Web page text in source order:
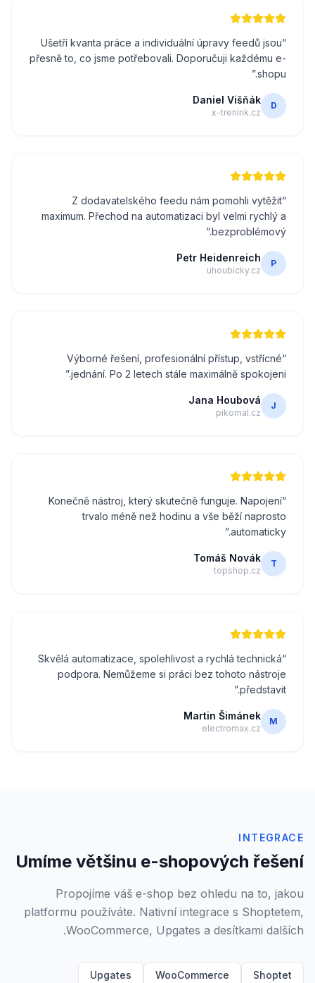
“
Ušetří kvanta práce a individuální úpravy feedů jsou
přesně to, co jsme potřebovali. Doporučuji každému e-
shopu.
”
D
Daniel Višňák
x-trenink.cz
“
Z dodavatelského feedu nám pomohli vytěžit
maximum. Přechod na automatizaci byl velmi rychlý a
bezproblémový.
”
P
Petr Heidenreich
uhoubicky.cz
“
Výborné řešení, profesionální přístup, vstřícné
jednání. Po 2 letech stále maximálně spokojeni.
”
J
Jana Houbová
pikomal.cz
“
Konečně nástroj, který skutečně funguje. Napojení
trvalo méně než hodinu a vše běží naprosto
automaticky.
”
T
Tomáš Novák
topshop.cz
“
Skvělá automatizace, spolehlivost a rychlá technická
podpora. Nemůžeme si práci bez tohoto nástroje
představit.
”
M
Martin Šimánek
electromax.cz
INTEGRACE
Umíme většinu e-shopových řešení
Propojíme váš e-shop bez ohledu na to, jakou
platformu používáte. Nativní integrace s Shoptetem,
WooCommerce, Upgates a desítkami dalších.
Shoptet
WooCommerce
Upgates